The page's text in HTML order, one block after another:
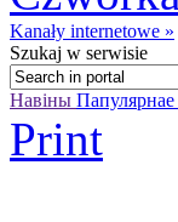
Kanały internetowe »
Szukaj w serwisie
Навіны Папулярнае
Print